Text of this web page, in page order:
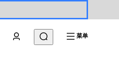
菜单